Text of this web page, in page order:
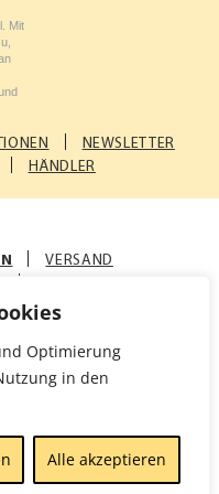
Optimierung
in den
Alle akzeptieren
Mit
NEWSLETTER
HÄNDLER
VERSAND